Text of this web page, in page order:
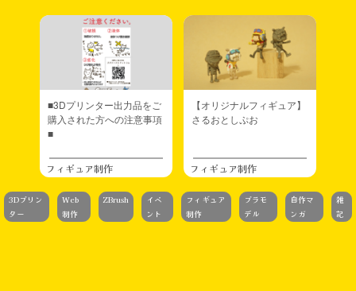
■3Dプリンター出力品をご
購入された方への注意事項
■
フィギュア制作
【オリジナルフィギュア】
さるおとしぷお
フィギュア制作
3Dプリン
ター
Web
制作
ZBrush
イベ
ント
フィギュア
制作
プラモ
デル
自作マ
ンガ
雑
記